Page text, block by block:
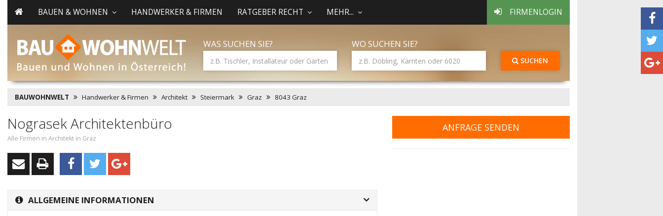
BAUEN & WOHNEN HANDWERKER & FIRMEN RATGEBER RECHT MEHR... FIRMENLOGIN
WAS SUCHEN SIE? WO SUCHEN SIE?
SUCHEN
BAUWOHNWELT Handwerker & Firmen Architekt Steiermark Graz 8043 Graz
Nograsek Architektenbüro
Alle Firmen in Architekt in Graz
ALLGEMEINE INFORMATIONEN
ANFRAGE SENDEN